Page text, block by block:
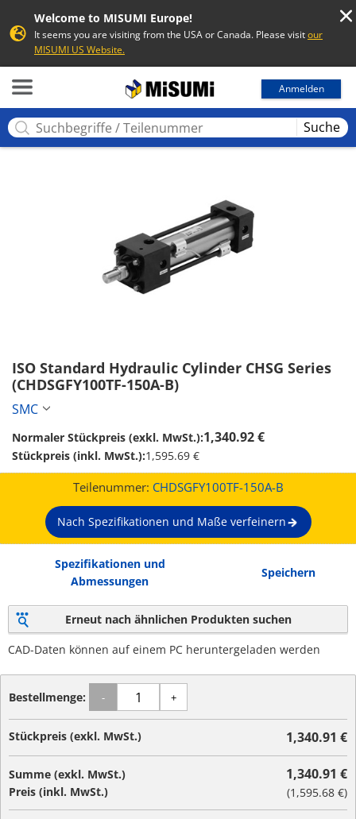
Welcome to MISUMI Europe!
It seems you are visiting from the USA or Canada. Please visitour
MISUMI US Website.
Anmelden
Suche
ISO Standard Hydraulic Cylinder CHSG Series
(CHDSGFY100TF-150A-B)
SMC
Normaler Stückpreis (exkl. MwSt.):1,340.92 €
Stückpreis (inkl. MwSt.):1,595.69 €
Teilenummer: CHDSGFY100TF-150A-B
Nach Spezifikationen und Maße verfeinern
Spezifikationen und
Abmessungen
Speichern
Erneut nach ähnlichen Produkten suchen
CAD-Daten können auf einem PC heruntergeladen werden
Bestellmenge: - +
Stückpreis (exkl. MwSt.) 1,340.91 €
Summe (exkl. MwSt.)
Preis (inkl. MwSt.)
1,340.91 €
(1,595.68 €)